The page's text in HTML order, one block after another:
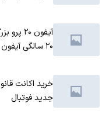
آیفون
۲۰ سالگی آیفون
جدید فوتبال